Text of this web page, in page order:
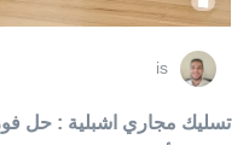
is
تسليك مجاري اشبلية : حل